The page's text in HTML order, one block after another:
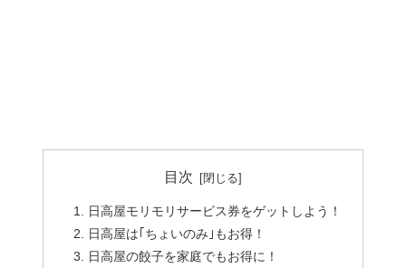
目次
日高屋モリモリサービス券をゲットしよう！
日高屋は｢ちょいのみ｣もお得！
日高屋の餃子を家庭でもお得に！